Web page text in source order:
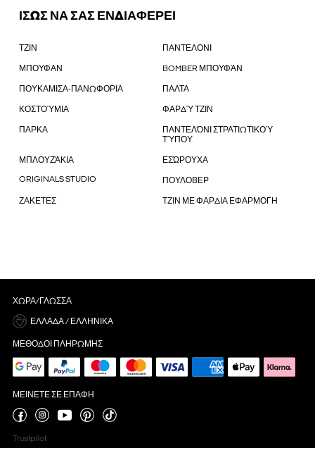
ΙΣΩΣ ΝΑ ΣΑΣ ΕΝΔΙΑΦΕΡΕΙ
ΤΖΙΝ ΠΑΝΤΕΛΟΝΙ
ΜΠΟΥΦΑΝ BOMBER ΜΠΟΥΦΆΝ
ΠΟΥΚΑΜΙΣΑ-ΠΑΝΩΦΟΡΙΑ ΠΑΛΤΑ
ΚΟΣΤΟΎΜΙΑ ΦΑΡΔΎ ΤΖΙΝ
ΠΑΡΚΑ
ΠΑΝΤΕΛΌΝΙ ΣΤΡΑΤΙΩΤΙΚΟΎ
ΤΎΠΟΥ
ΜΠΛΟΥΖΆΚΙΑ ΕΣΏΡΟΥΧΑ
ORIGINALS STUDIO ΠΟΥΛΟΒΕΡ
ΖΑΚΕΤΕΣ ΤΖΙΝ ΜΕ ΦΑΡΔΙΑ ΕΦΑΡΜΟΓΗ
ΧΏΡΑ/ΓΛΏΣΣΑ
ΕΛΛΆΔΑ / ΕΛΛΗΝΙΚΆ
ΜΈΘΟΔΟΙ ΠΛΗΡΩΜΉΣ
ΜΕΊΝΕΤΕ ΣΕ ΕΠΑΦΉ
Trustpilot